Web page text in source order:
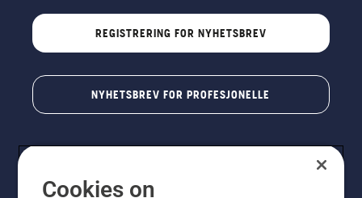
REGISTRERING FOR NYHETSBREV
NYHETSBREV FOR PROFESJONELLE
Cookies on